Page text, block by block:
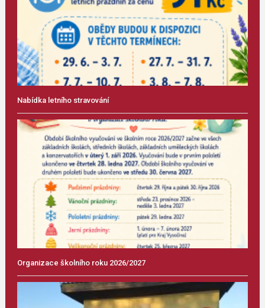
Nabídka letního stravování
Organizace školního roku 2026/2027